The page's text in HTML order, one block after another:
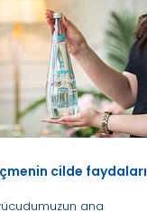
cilde faydaları
ana